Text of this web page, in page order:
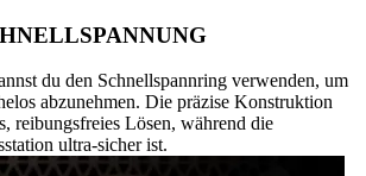
du den Schnellspannring verwenden, um
abzunehmen. Die präzise Konstruktion
reibungsfreies Lösen, während die
ultra-sicher ist.